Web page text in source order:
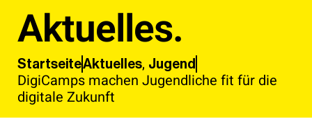
Aktuelles.
StartseiteAktuelles, Jugend
DigiCamps machen Jugendliche fit für die
digitale Zukunft